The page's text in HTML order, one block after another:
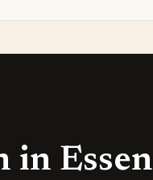
in Essen